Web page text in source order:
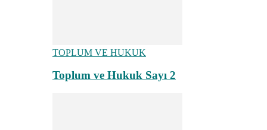
TOPLUM VE HUKUK
Toplum ve Hukuk Sayı 2